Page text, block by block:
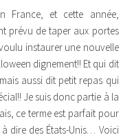
France, et cette année,
prévu de taper aux portes
instaurer une nouvelle
dignement!! Et qui dit
aussi dit petit repas qui
Je suis donc partie à la
ce terme est parfait pour
dire des États-Unis… Voici